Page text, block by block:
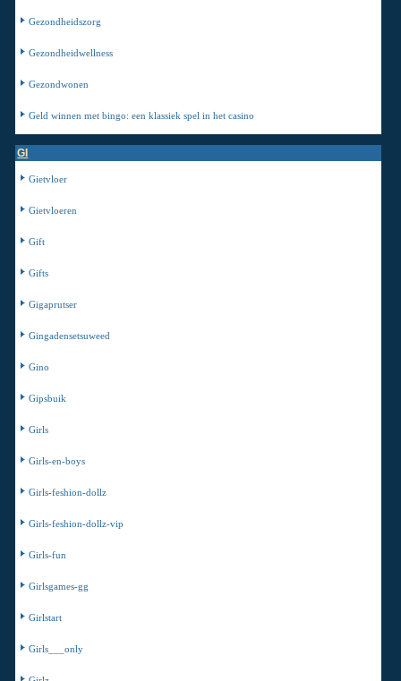
Gezondheidszorg
Gezondheidwellness
Gezondwonen
Geld winnen met bingo: een klassiek spel in het casino
GI
Gietvloer
Gietvloeren
Gift
Gifts
Gigaprutser
Gingadensetsuweed
Gino
Gipsbuik
Girls
Girls-en-boys
Girls-feshion-dollz
Girls-feshion-dollz-vip
Girls-fun
Girlsgames-gg
Girlstart
Girls___only